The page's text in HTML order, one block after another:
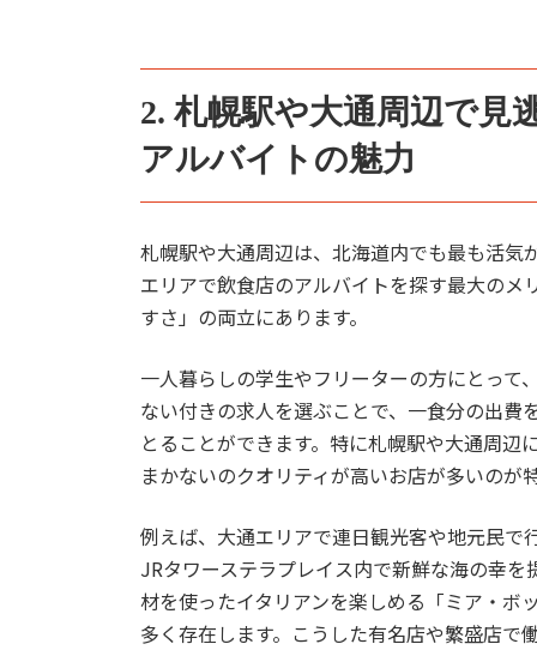
2. 札幌駅や大通周辺で見
アルバイトの魅力
札幌駅や大通周辺は、北海道内でも最も活気
エリアで飲食店のアルバイトを探す最大の
すさ」の両立にあります。
一人暮らしの学生やフリーターの方にとって
ない付きの求人を選ぶことで、一食分の出
とることができます。特に札幌駅や大通周
まかないのクオリティが高いお店が多いのが
例えば、大通エリアで連日観光客や地元民で
JRタワーステラプレイス内で新鮮な海の幸
材を使ったイタリアンを楽しめる「ミア・ボ
多く存在します。こうした有名店や繁盛店